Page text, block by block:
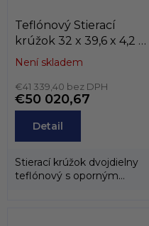
Teflónový Stierací
krúžok 32 x 39,6 x 4,2 /
4,2 AD61 PTFE/NBR
Není skladem
€41 339,40 bez DPH
€50 020,67
Detail
Stierací krúžok dvojdielny
teflónový s oporným